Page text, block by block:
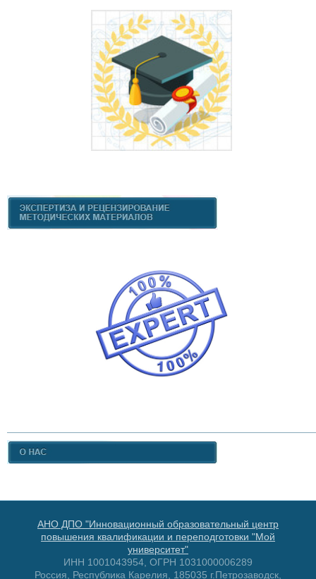
АНО ДПО "Инновационный образовательный центр
повышения квалификации и переподготовки "Мой
университет"
ИНН 1001043954, ОГРН 1031000006289
Россия, Республика Карелия, 185035 г.Петрозаводск,